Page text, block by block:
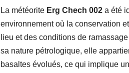
La météorite Erg Chech 002 a été
environnement où la conservation
lieu et des conditions de
sa nature pétrologique, elle
basaltes évolués, ce qui implique